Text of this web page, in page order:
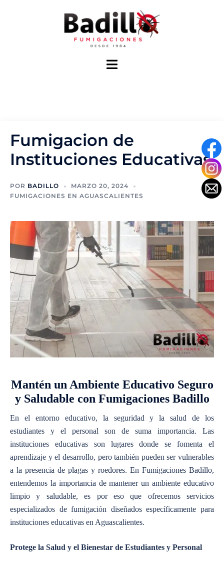
Alternar
Fumigacion de
Instituciones Educativas
POR BADILLO
MARZO 20, 2024
FUMIGACIONES EN AGUASCALIENTES
Mantén un Ambiente Educativo Seguro
y Saludable con Fumigaciones Badillo
En el entorno educativo, la seguridad y la salud de los
estudiantes y el personal son de suma importancia. Las
instituciones educativas son lugares donde se fomenta el
aprendizaje y el desarrollo, pero también pueden ser vulnerables
a la presencia de plagas y roedores. En Fumigaciones Badillo,
entendemos la importancia de mantener un ambiente educativo
limpio y saludable, es por eso que ofrecemos servicios
especializados de fumigación diseñados específicamente para
instituciones educativas en Aguascalientes.
Protege la Salud y el Bienestar de Estudiantes y Personal